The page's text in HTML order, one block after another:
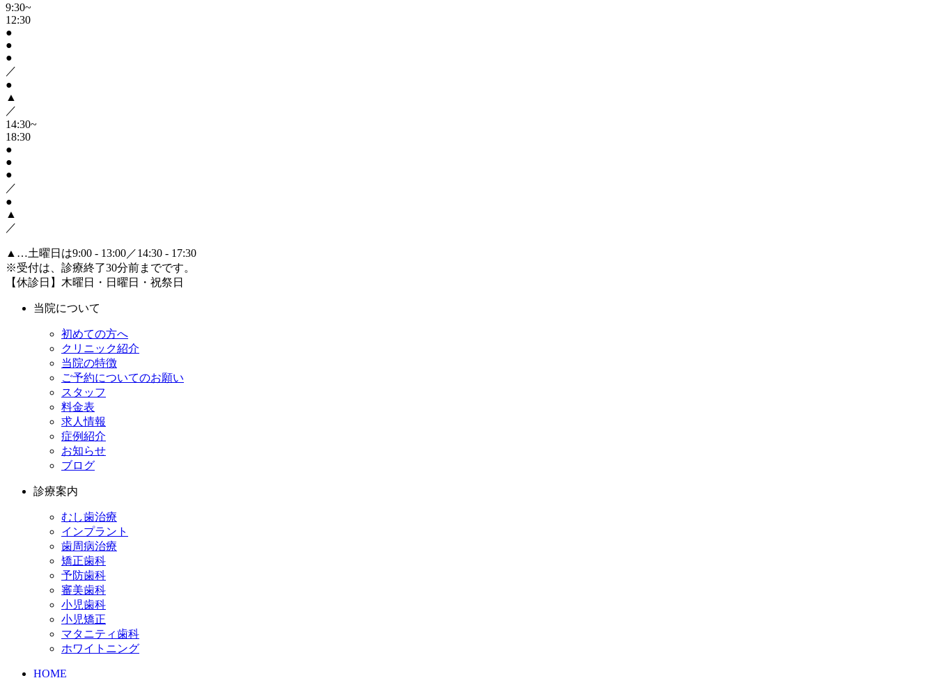
9:30~
12:30
●
●
●
／
●
▲
／
14:30~
18:30
●
●
●
／
●
▲
／
▲ …土曜日は9:00 - 13:00／14:30 - 17:30
※受付は、診療終了30分前までです。
【休診日】木曜日・日曜日・祝祭日
当院について
初めての方へ
クリニック紹介
当院の特徴
ご予約についてのお願い
スタッフ
料金表
求人情報
症例紹介
お知らせ
ブログ
診療案内
むし歯治療
インプラント
歯周病治療
矯正歯科
予防歯科
審美歯科
小児歯科
小児矯正
マタニティ歯科
ホワイトニング
HOME